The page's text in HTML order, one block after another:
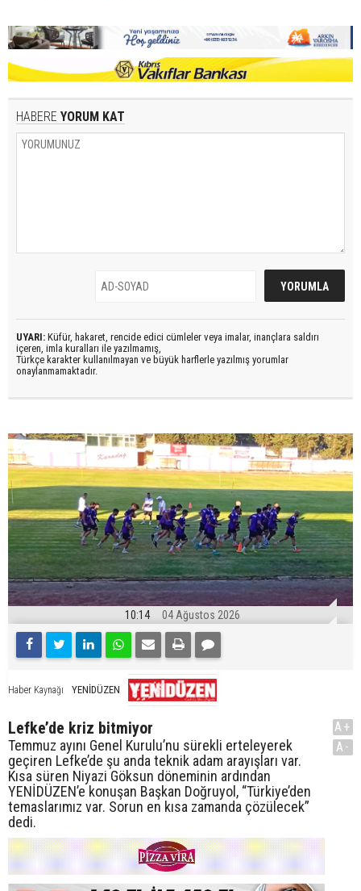
HABERE YORUM KAT
UYARI: Küfür, hakaret, rencide edici cümleler veya imalar, inançlara saldırı
içeren, imla kuralları ile yazılmamış,
Türkçe karakter kullanılmayan ve büyük harflerle yazılmış yorumlar
onaylanmamaktadır.
10:14 04 Ağustos 2026
Haber Kaynağı YENİDÜZEN
Lefke’de kriz bitmiyor
Temmuz ayını Genel Kurulu’nu sürekli erteleyerek
geçiren Lefke’de şu anda teknik adam arayışları var.
Kısa süren Niyazi Göksun döneminin ardından
YENİDÜZEN’e konuşan Başkan Doğruyol, “Türkiye’den
temaslarımız var. Sorun en kısa zamanda çözülecek”
dedi.
A+
A-